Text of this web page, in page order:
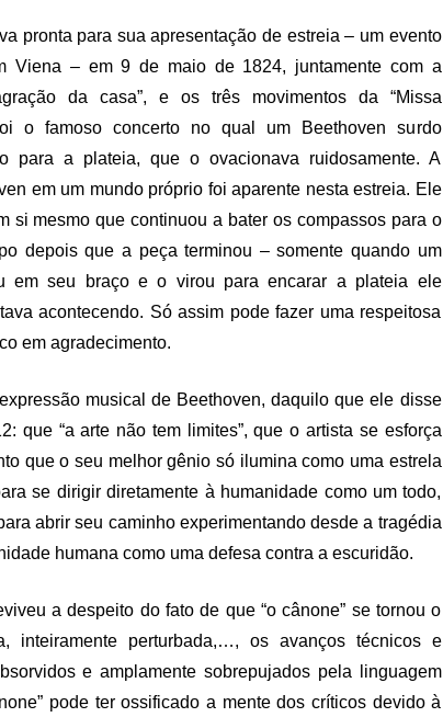
pronta para sua apresentação de estreia – um evento
Viena – em 9 de maio de 1824, juntamente com a
da casa”, e os três movimentos da “Missa
o famoso concerto no qual um Beethoven surdo
para a plateia, que o ovacionava ruidosamente. A
em um mundo próprio foi aparente nesta estreia. Ele
si mesmo que continuou a bater os compassos para o
depois que a peça terminou – somente quando um
em seu braço e o virou para encarar a plateia ele
acontecendo. Só assim pode fazer uma respeitosa
em agradecimento.
musical de Beethoven, daquilo que ele disse
que “a arte não tem limites”, que o artista se esforça
que o seu melhor gênio só ilumina como uma estrela
se dirigir diretamente à humanidade como um todo,
abrir seu caminho experimentando desde a tragédia
humana como uma defesa contra a escuridão.
a despeito do fato de que “o cânone” se tornou o
inteiramente perturbada,…, os avanços técnicos e
e amplamente sobrepujados pela linguagem
pode ter ossificado a mente dos críticos devido à